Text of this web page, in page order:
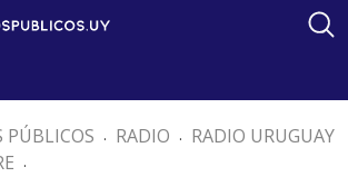
PÚBLICOS . RADIO . RADIO URUGUAY
.